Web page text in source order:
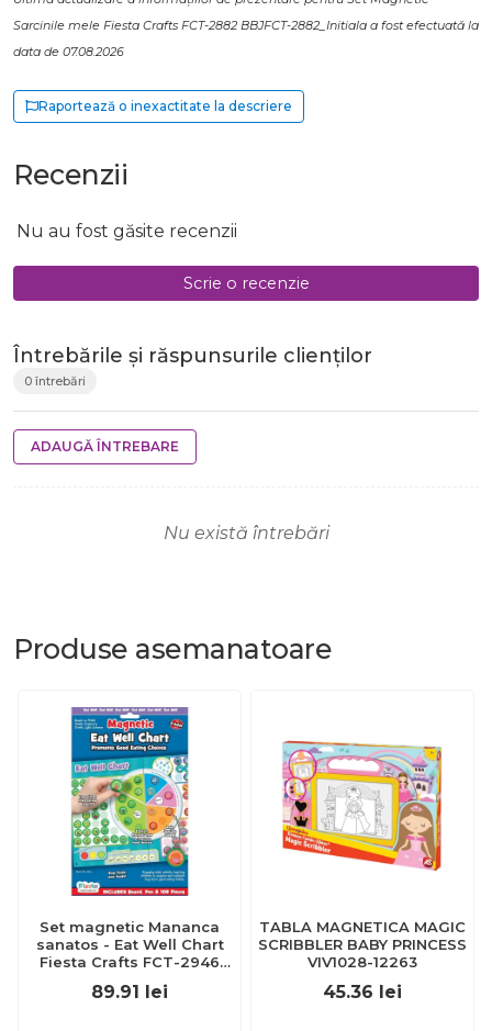
Sarcinile mele Fiesta Crafts FCT-2882 BBJFCT-2882_Initiala a fost efectuată la
data de 07.08.2026
Raportează o inexactitate la descriere
Recenzii
Nu au fost găsite recenzii
Scrie o recenzie
Întrebările și răspunsurile clienților
0 întrebări
ADAUGĂ ÎNTREBARE
Nu există întrebări
Produse asemanatoare
Set magnetic Mananca
sanatos - Eat Well Chart
Fiesta Crafts FCT-2946
BBJFCT-2946_Initiala
89.91 lei
TABLA MAGNETICA MAGIC
SCRIBBLER BABY PRINCESS
VIV1028-12263
45.36 lei